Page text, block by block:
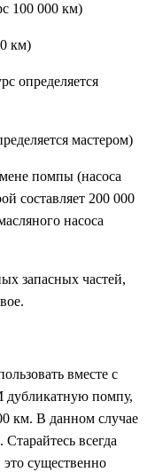
100 000 км)
км)
определяется
мастером)
помпы (насоса
составляет 200 000
насоса
запасных частей,
вместе с
помпу,
км. В данном случае
всегда
существенно